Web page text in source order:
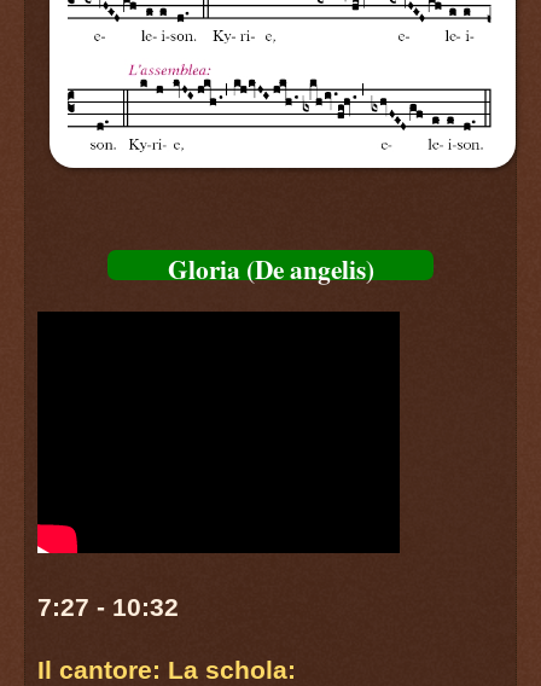
Gloria (De angelis)
7:27 - 10:32
Il cantore: La schola: